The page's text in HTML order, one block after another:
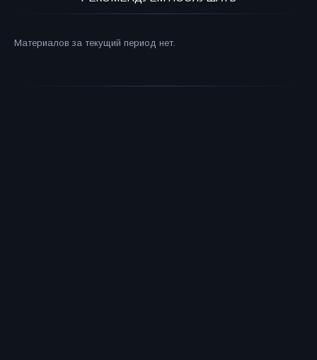
Материалов за текущий период нет.